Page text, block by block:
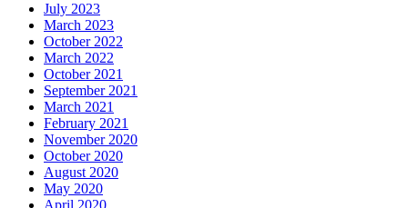
July 2023
March 2023
October 2022
March 2022
October 2021
September 2021
March 2021
February 2021
November 2020
October 2020
August 2020
May 2020
April 2020